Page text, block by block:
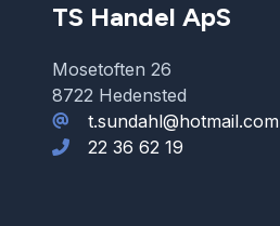
TS Handel ApS
Mosetoften 26
8722 Hedensted
t.sundahl@hotmail.com
22 36 62 19